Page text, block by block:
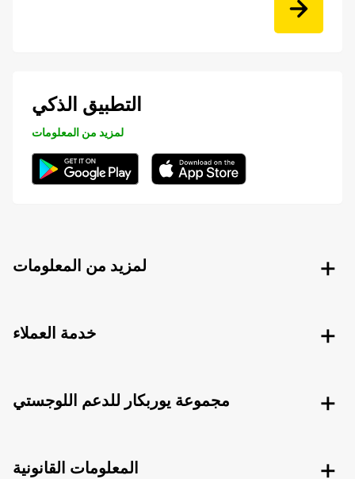
التطبيق الذكي
لمزيد من المعلومات
لمزيد من المعلومات
خدمة العملاء
مجموعة يوربكار للدعم اللوجستي
المعلومات القانونية